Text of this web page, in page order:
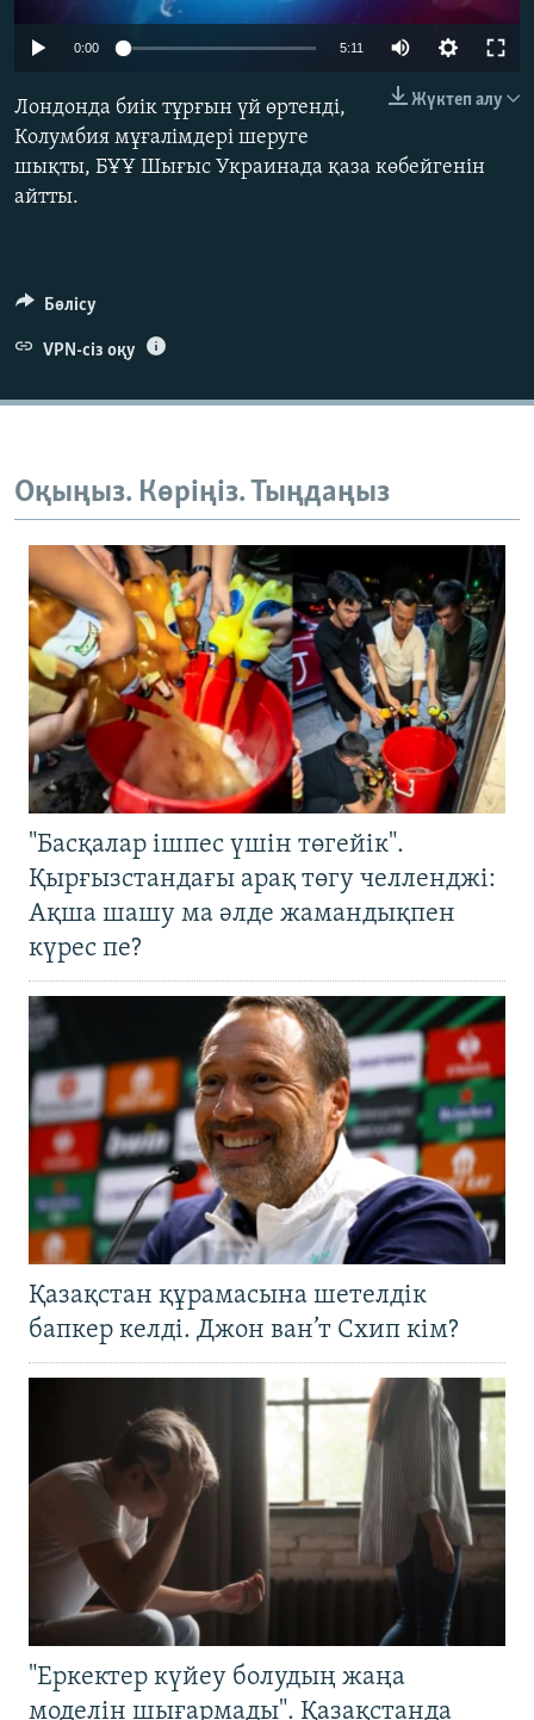
ЖАЗЫЛЫҢЫЗ
Басқа тілдерде
0:00 5:11
Жүктеп алу
Лондонда биік тұрғын үй өртенді,
Колумбия мұғалімдері шеруге
шықты, БҰҰ Шығыс Украинада қаза көбейгенін
айтты.
Бөлісу
VPN-сіз оқу
Оқыңыз. Көріңіз. Тыңдаңыз
"Басқалар ішпес үшін төгейік".
Қырғызстандағы арақ төгу челленджі:
Ақша шашу ма әлде жамандықпен
күрес пе?
Қазақстан құрамасына шетелдік
бапкер келді. Джон ван’т Схип кім?
"Еркектер күйеу болудың жаңа
моделін шығармады". Қазақстанда